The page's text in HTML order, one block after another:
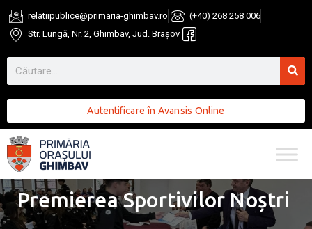
relatiipublice@primaria-ghimbav.ro
(+40) 268 258 006
Str. Lungă, Nr. 2, Ghimbav, Jud. Brașov
Autentificare în Avansis Online
Premierea Sportivilor Noștri